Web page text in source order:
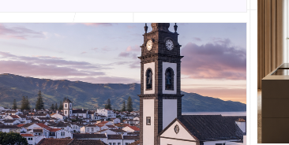
community. Discover more ideas,